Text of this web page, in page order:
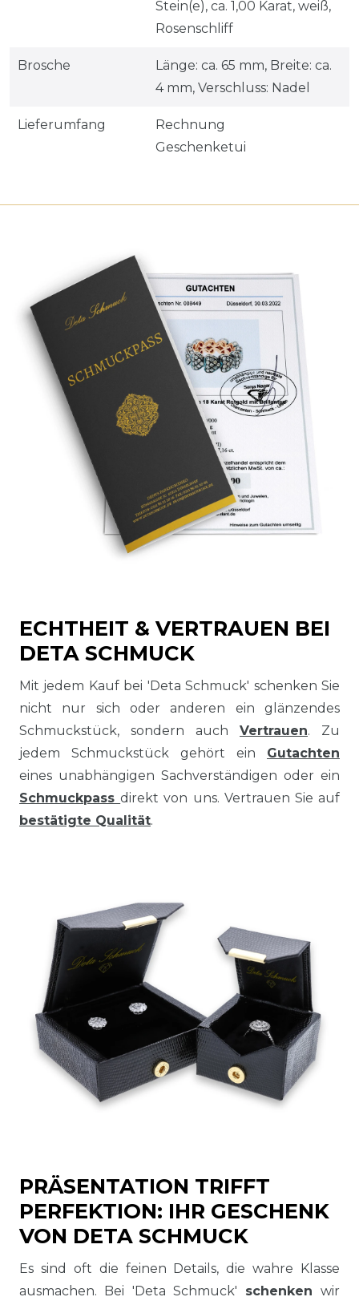
Stein(e), ca. 1,00 Karat, weiß,
Rosenschliff
Brosche
Länge: ca. 65 mm, Breite: ca.
4 mm, Verschluss: Nadel
Lieferumfang
Rechnung
Geschenketui
ECHTHEIT & VERTRAUEN BEI
DETA SCHMUCK
Mit jedem Kauf bei 'Deta Schmuck' schenken Sie
nicht nur sich oder anderen ein glänzendes
Schmuckstück, sondern auch Vertrauen. Zu
jedem Schmuckstück gehört ein Gutachten
eines unabhängigen Sachverständigen oder ein
Schmuckpassdirekt von uns. Vertrauen Sie auf
bestätigte Qualität.
PRÄSENTATION TRIFFT
PERFEKTION: IHR GESCHENK
VON DETA SCHMUCK
Es sind oft die feinen Details, die wahre Klasse
ausmachen. Bei 'Deta Schmuck' schenkenwir